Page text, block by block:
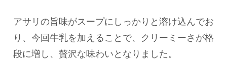
アサリの旨味がスープにしっかりと溶け込んでお
り、今回牛乳を加えることで、クリーミーさが格
段に増し、贅沢な味わいとなりました。